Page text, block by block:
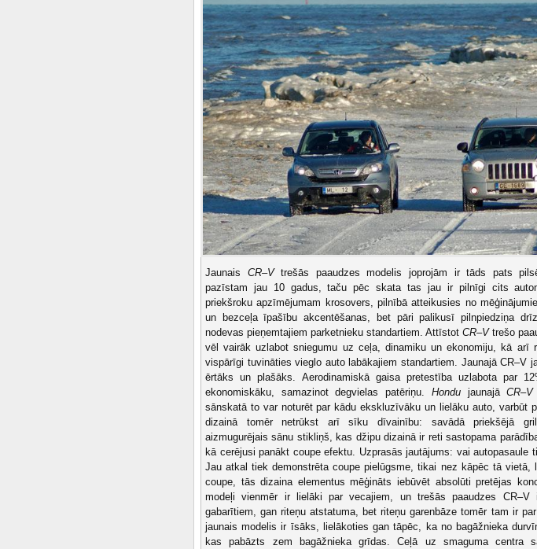
Jaunais CR–Vtrešās paaudzes modelis joprojām ir tāds pats
pazīstam jau 10 gadus, taču pēc skata tas jau ir pilnīgi cits
priekšroku apzīmējumam krosovers, pilnībā atteikusies no
un bezceļa īpašību akcentēšanas, bet pāri palikusī pilnpiedziņa
nodevas pieņemtajiem parketnieku standartiem. Attīstot CR–Vtrešo
vēl vairāk uzlabot sniegumu uz ceļa, dinamiku un ekonomiju, kā arī
vispārīgi tuvināties vieglo auto labākajiem standartiem. Jaunajā CR–V
ērtāks un plašāks. Aerodinamiskā gaisa pretestība uzlabota par
ekonomiskāku, samazinot degvielas patēriņu. HondujaunajāCR–V
sānskatā to var noturēt par kādu ekskluzīvāku un lielāku auto, varbūt
dizainā tomēr netrūkst arī sīku dīvainību: savādā priekšējā
aizmugurējais sānu stikliņš, kas džipu dizainā ir reti sastopama
kā cerējusi panākt coupe efektu. Uzprasās jautājums: vai autopasaule
Jau atkal tiek demonstrēta coupe pielūgsme, tikai nez kāpēc tā vietā,
coupe, tās dizaina elementus mēģināts iebūvēt absolūti pretējas
modeļi vienmēr ir lielāki par vecajiem, un trešās paaudzes
gabarītiem, gan riteņu atstatuma, bet riteņu garenbāze tomēr tam ir
jaunais modelis ir īsāks, lielākoties gan tāpēc, ka no bagāžnieka
kas pabāzts zem bagāžnieka grīdas. Ceļā uz smaguma centra